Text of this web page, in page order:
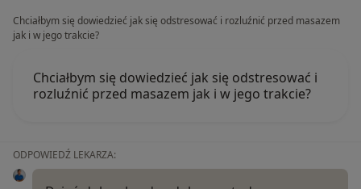
Chciałbym się dowiedzieć jak się odstresować i rozluźnić przed masazem
jak i w jego trakcie?
Chciałbym się dowiedzieć jak się odstresować i
rozluźnić przed masazem jak i w jego trakcie?
ODPOWIEDŹ LEKARZA: